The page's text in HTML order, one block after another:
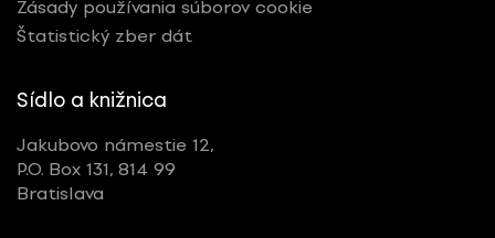
Zásady používania súborov cookie
Štatistický zber dát
Sídlo a knižnica
Jakubovo námestie 12,
P.O. Box 131, 814 99
Bratislava